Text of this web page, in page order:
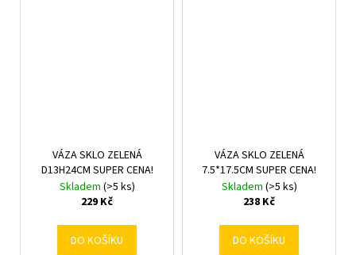
VÁZA SKLO ZELENÁ
D13H24CM SUPER CENA!
Skladem (>5 ks)
229 Kč
DO KOŠÍKU
VÁZA SKLO ZELENÁ
7.5*17.5CM SUPER CENA!
Skladem (>5 ks)
238 Kč
DO KOŠÍKU